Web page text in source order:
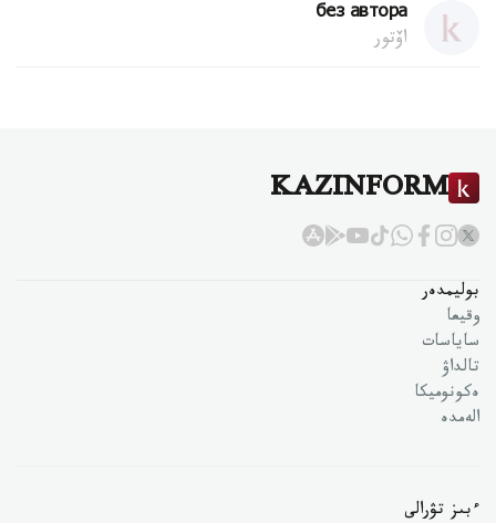
без автора
اۆتور
KAZINFORM
بوليمدەر
وقيعا
ساياسات
تالداۋ
ەكونوميكا
الەمدە
ءبىز تۋرالى